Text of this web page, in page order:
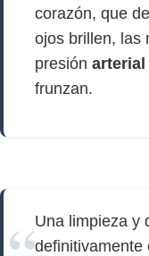
corazón, que
ojos brillen, las
presión arterial
frunzan.
Una limpieza y
definitivamente